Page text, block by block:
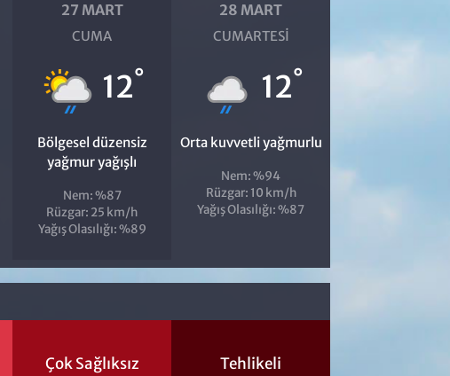
27 MART
CUMA
12°
Bölgesel düzensiz
yağmur yağışlı
Nem: %87
Rüzgar: 25 km/h
Yağış Olasılığı: %89
28 MART
CUMARTESI
12°
Orta kuvvetli yağmurlu
Nem: %94
Rüzgar: 10 km/h
Yağış Olasılığı: %87
Çok Sağlıksız Tehlikeli